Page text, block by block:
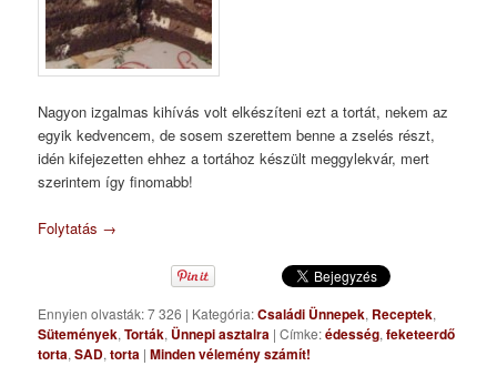
Nagyon izgalmas kihívás volt elkészíteni ezt a tortát, nekem az
egyik kedvencem, de sosem szerettem benne a zselés részt,
idén kifejezetten ehhez a tortához készült meggylekvár, mert
szerintem így finomabb!
Folytatás →
Ennyien olvasták: 7 326 | Kategória:Családi Ünnepek, Receptek,
Sütemények,Torták, Ünnepi asztalra |Címke:édesség,feketeerdő
torta,SAD,torta |Minden vélemény számít!